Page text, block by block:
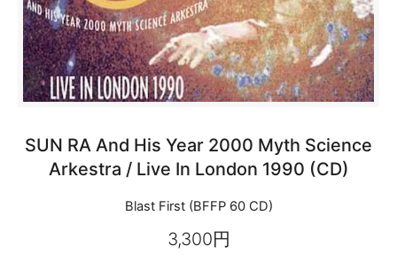
SUN RA And His Year 2000 Myth Science
Arkestra / Live In London 1990 (CD)
Blast First (BFFP 60 CD)
3,300円